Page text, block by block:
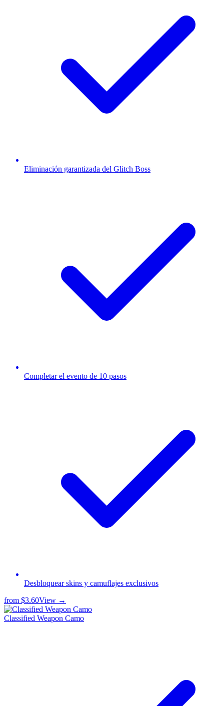
Eliminación garantizada del Glitch Boss
Completar el evento de 10 pasos
Desbloquear skins y camuflajes exclusivos
from $3.60View →
Classified Weapon Camo